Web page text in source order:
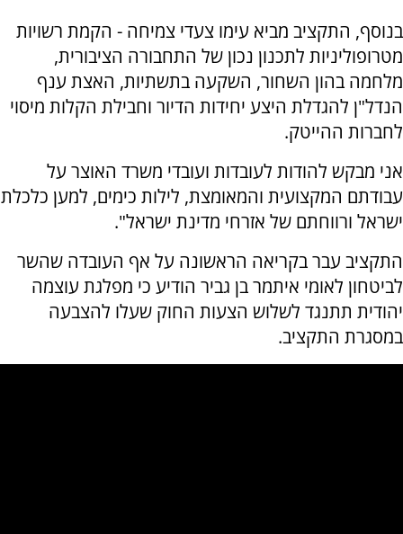
בנוסף, התקציב מביא עימו צעדי צמיחה - הקמת רשויות
מטרופוליניות לתכנון נכון של התחבורה הציבורית,
מלחמה בהון השחור, השקעה בתשתיות, האצת ענף
הנדל"ן להגדלת היצע יחידות הדיור וחבילת הקלות מיסוי
לחברות ההייטק.
אני מבקש להודות לעובדות ועובדי משרד האוצר על
עבודתם המקצועית והמאומצת, לילות כימים, למען כלכלת
ישראל ורווחתם של אזרחי מדינת ישראל".
התקציב עבר בקריאה הראשונה על אף העובדה שהשר
לביטחון לאומי איתמר בן גביר הודיע כי מפלגת עוצמה
יהודית תתנגד לשלוש הצעות החוק שעלו להצבעה
במסגרת התקציב.